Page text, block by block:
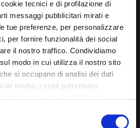
tecnici e di profilazione di
messaggi pubblicitari mirati e
tue preferenze, per personalizzare
per fornire funzionalità dei social
il nostro traffico. Condividiamo
modo in cui utilizza il nostro sito
si occupano di analisi dei dati
media, i quali potrebbero
non comporta l’accettazione
2, Como (CO) 22100